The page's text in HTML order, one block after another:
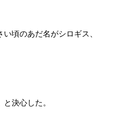
頃のあだ名がシロギス、
決心した。